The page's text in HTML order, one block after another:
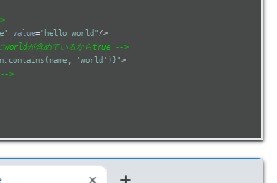
value="hello world"/>
worldが含めているならtrue -->
'world')}">
>